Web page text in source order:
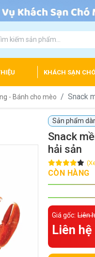
KHÁCH SẠN
- Bánh cho mèo Snack
Sản phẩm
Snack
hải sản
CÒN HÀNG
Giá gốc: Liên
Liên hệ